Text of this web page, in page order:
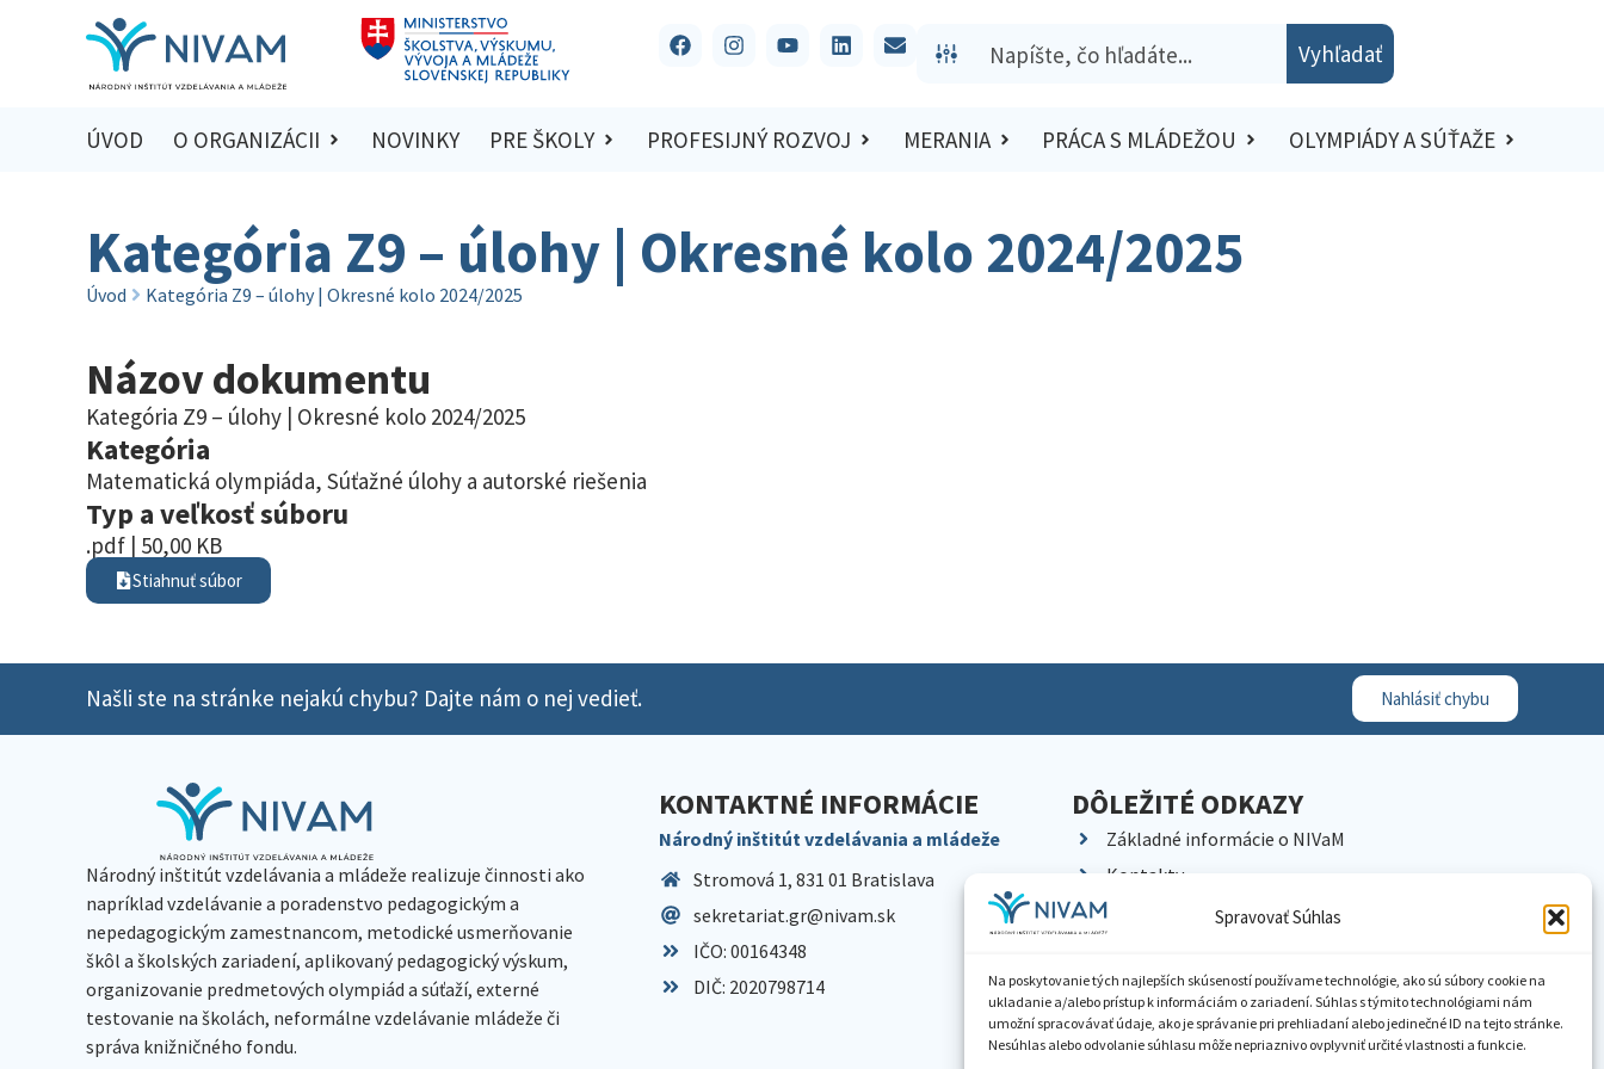
Spravovať Súhlas
Na poskytovanie tých najlepších skúseností používame technológie, ako sú súbory cookie na
ukladanie a/alebo prístup k informáciám o zariadení. Súhlas s týmito technológiami nám
umožní spracovávať údaje, ako je správanie pri prehliadaní alebo jedinečné ID na tejto stránke.
Nesúhlas alebo odvolanie súhlasu môže nepriaznivo ovplyvniť určité vlastnosti a funkcie.
Vyhľadať
ÚVOD O ORGANIZÁCII NOVINKY PRE ŠKOLY PROFESIJNÝ ROZVOJ MERANIA PRÁCA S MLÁDEŽOU OLYMPIÁDY A SÚŤAŽE
Kategória Z9 – úlohy | Okresné kolo 2024/2025
Úvod Kategória Z9 – úlohy | Okresné kolo 2024/2025
Názov dokumentu
Kategória Z9 – úlohy | Okresné kolo 2024/2025
Kategória
Matematická olympiáda, Súťažné úlohy a autorské riešenia
Typ a veľkosť súboru
.pdf | 50,00 KB
Stiahnuť súbor
Našli ste na stránke nejakú chybu? Dajte nám o nej vedieť. Nahlásiť chybu
Národný inštitút vzdelávania a mládeže realizuje činnosti ako
napríklad vzdelávanie a poradenstvo pedagogickým a
nepedagogickým zamestnancom, metodické usmerňovanie
škôl a školských zariadení, aplikovaný pedagogický výskum,
organizovanie predmetových olympiád a súťaží, externé
testovanie na školách, neformálne vzdelávanie mládeže či
správa knižničného fondu.
KONTAKTNÉ INFORMÁCIE
Národný inštitút vzdelávania a mládeže
Stromová 1, 831 01 Bratislava
sekretariat.gr@nivam.sk
IČO: 00164348
DIČ: 2020798714
DÔLEŽITÉ ODKAZY
Základné informácie o NIVaM
Kontakty
Kariéra
Pracoviská NIVaM
Dokumenty inštitúcie
Knižnica